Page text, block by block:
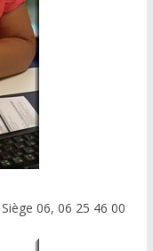
06, 06 25 46 00